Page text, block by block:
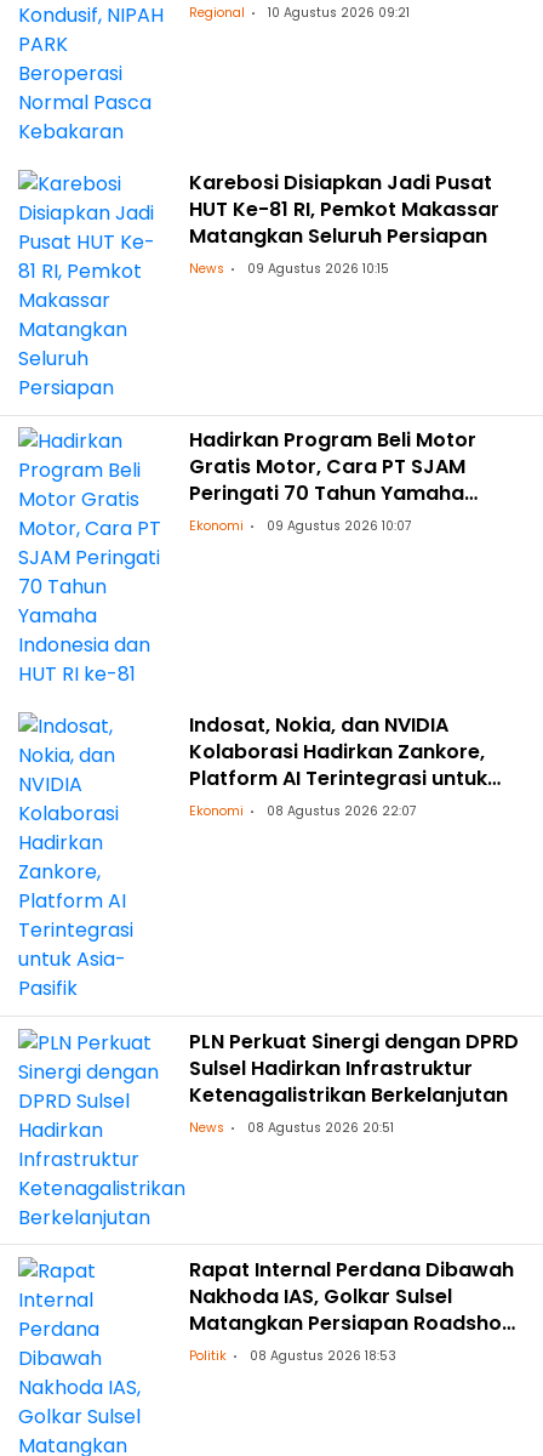
Regional 10 Agustus 2026 09:21
Karebosi Disiapkan Jadi Pusat
HUT Ke-81 RI, Pemkot Makassar
Matangkan Seluruh Persiapan
News 09 Agustus 2026 10:15
Hadirkan Program Beli Motor
Gratis Motor, Cara PT SJAM
Peringati 70 Tahun Yamaha
Indonesia dan HUT RI ke-81
Ekonomi 09 Agustus 2026 10:07
Indosat, Nokia, dan NVIDIA
Kolaborasi Hadirkan Zankore,
Platform AI Terintegrasi untuk
Asia-Pasifik
Ekonomi 08 Agustus 2026 22:07
PLN Perkuat Sinergi dengan DPRD
Sulsel Hadirkan Infrastruktur
Ketenagalistrikan Berkelanjutan
News 08 Agustus 2026 20:51
Rapat Internal Perdana Dibawah
Nakhoda IAS, Golkar Sulsel
Matangkan Persiapan Roadshow
ke Daerah
Politik 08 Agustus 2026 18:53